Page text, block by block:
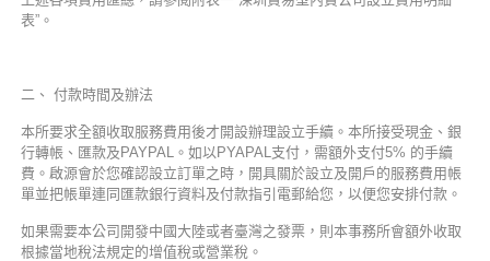
表”。
二、 付款時間及辦法
本所要求全額收取服務費用後才開設辦理設立手續。本所接受現金、銀
行轉帳、匯款及PAYPAL。如以PYAPAL支付，需額外支付5% 的手續
費。啟源會於您確認設立訂單之時，開具關於設立及開戶的服務費用帳
單並把帳單連同匯款銀行資料及付款指引電郵給您，以便您安排付款。
如果需要本公司開發中國大陸或者臺灣之發票，則本事務所會額外收取
根據當地稅法規定的增值稅或營業稅。